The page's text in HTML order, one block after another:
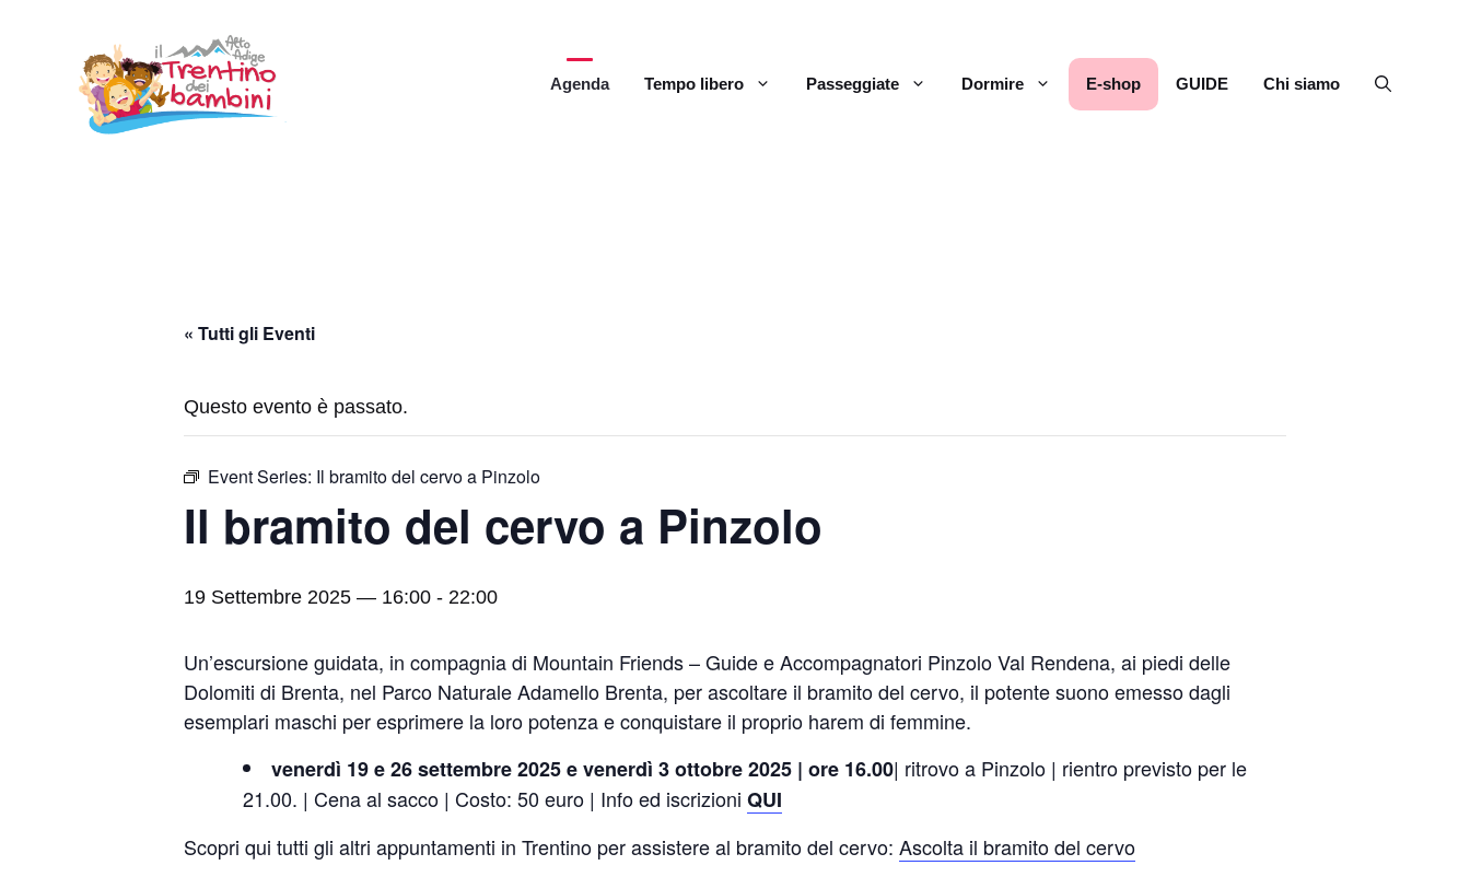
contenuto
Agenda Tempo libero Passeggiate Dormire E-shop GUIDE Chi siamo
« Tutti gli Eventi
Questo evento è passato.
Event Series: Il bramito del cervo a Pinzolo
Il bramito del cervo a Pinzolo
19 Settembre 2025 — 16:00 - 22:00
Un’escursione guidata, in compagnia di Mountain Friends – Guide e Accompagnatori Pinzolo Val Rendena, ai piedi delle
Dolomiti di Brenta, nel Parco Naturale Adamello Brenta, per ascoltare il bramito del cervo, il potente suono emesso dagli
esemplari maschi per esprimere la loro potenza e conquistare il proprio harem di femmine.
venerdì 19 e 26 settembre 2025 e venerdì 3 ottobre 2025 | ore 16.00| ritrovo a Pinzolo | rientro previsto per le
21.00. | Cena al sacco | Costo: 50 euro | Info ed iscrizioni QUI
Scopri qui tutti gli altri appuntamenti in Trentino per assistere al bramito del cervo: Ascolta il bramito del cervo